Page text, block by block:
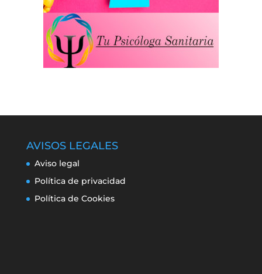
AVISOS LEGALES
Aviso legal
Política de privacidad
Política de Cookies